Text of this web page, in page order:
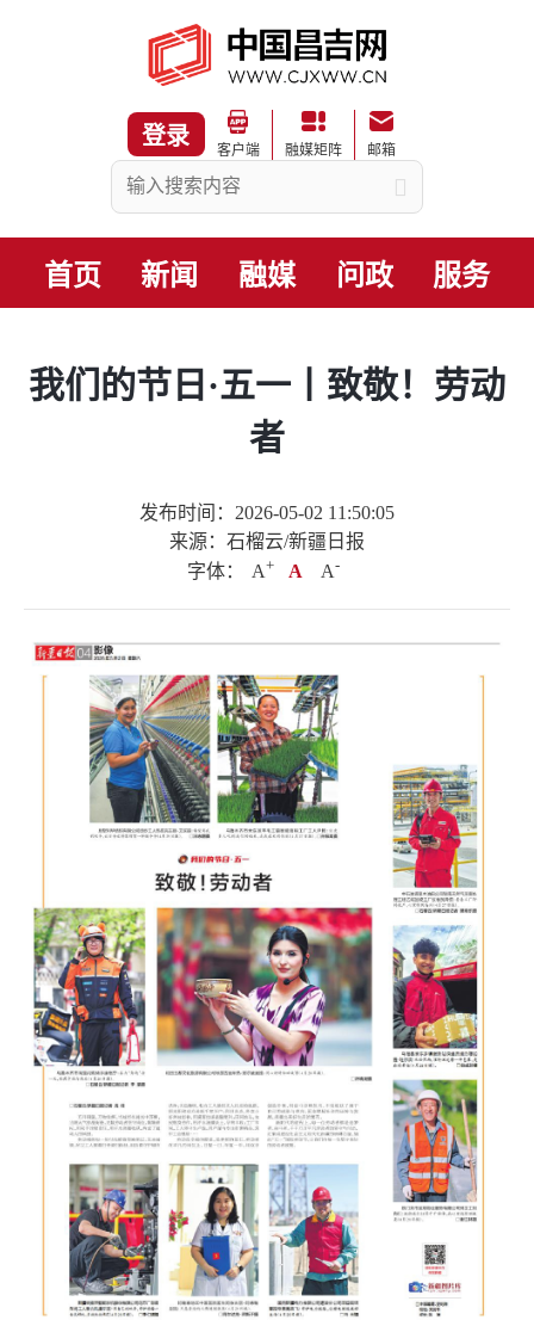
登录
客户端 融媒矩阵 邮箱
首页 新闻 融媒 问政 服务
我们的节日·五一丨致敬！劳动
者
发布时间：2026-05-02 11:50:05
来源：石榴云/新疆日报
字体：
A+ A A-